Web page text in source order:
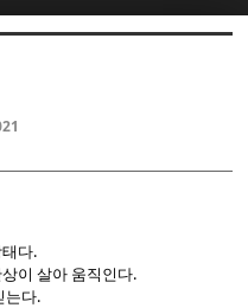
다.
이 살아 움직인다.
는다.
5
치북5
5
치북5